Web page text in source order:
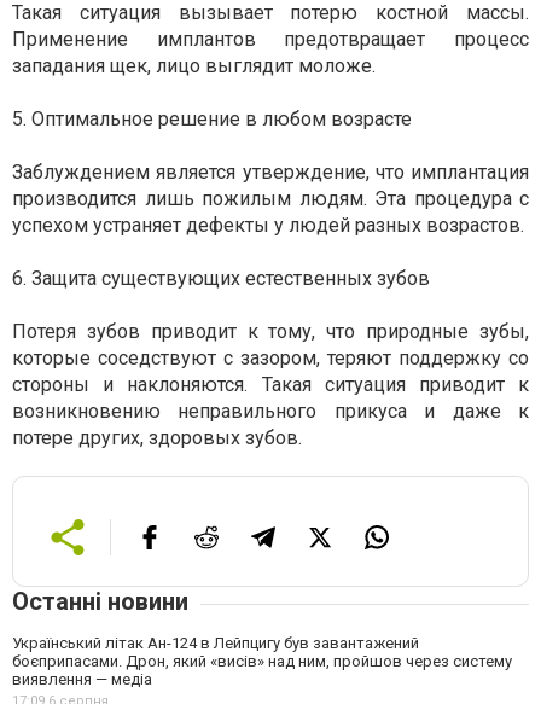
Такая ситуация вызывает потерю костной массы.
Применение имплантов предотвращает процесс
западания щек, лицо выглядит моложе.
5. Оптимальное решение в любом возрасте
Заблуждением является утверждение, что имплантация
производится лишь пожилым людям. Эта процедура с
успехом устраняет дефекты у людей разных возрастов.
6. Защита существующих естественных зубов
Потеря зубов приводит к тому, что природные зубы,
которые соседствуют с зазором, теряют поддержку со
стороны и наклоняются. Такая ситуация приводит к
возникновению неправильного прикуса и даже к
потере других, здоровых зубов.
Останні новини
Український літак Ан-124 в Лейпцигу був завантажений
боєприпасами. Дрон, який «висів» над ним, пройшов через систему
виявлення — медіа